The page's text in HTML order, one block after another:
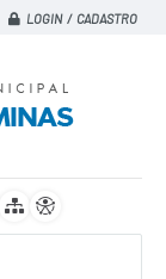
LOGIN / CADASTRO